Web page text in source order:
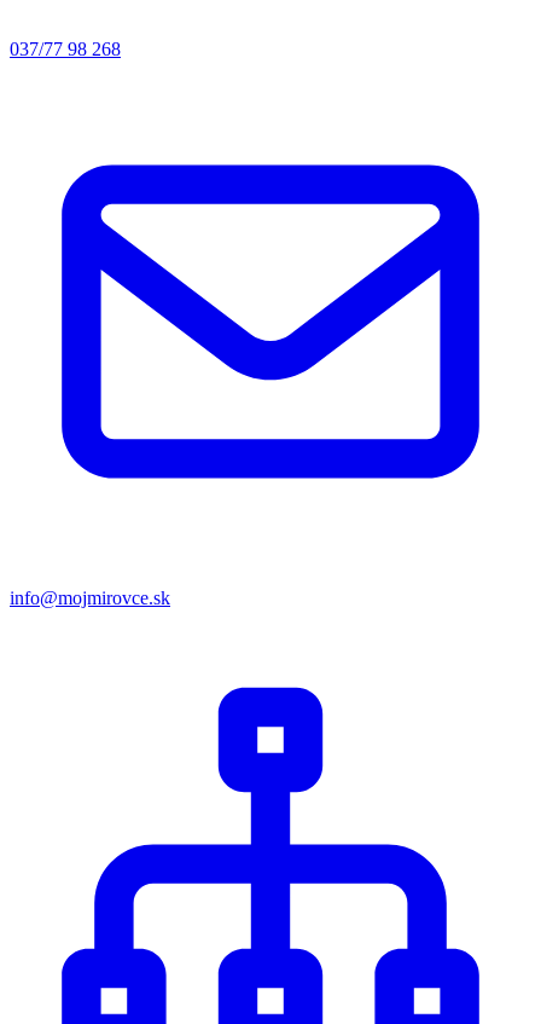
037/77 98 268
info@mojmirovce.sk